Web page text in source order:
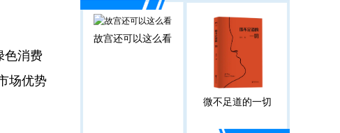
消费
场优势
故宫还可以这么看
微不足道的一切